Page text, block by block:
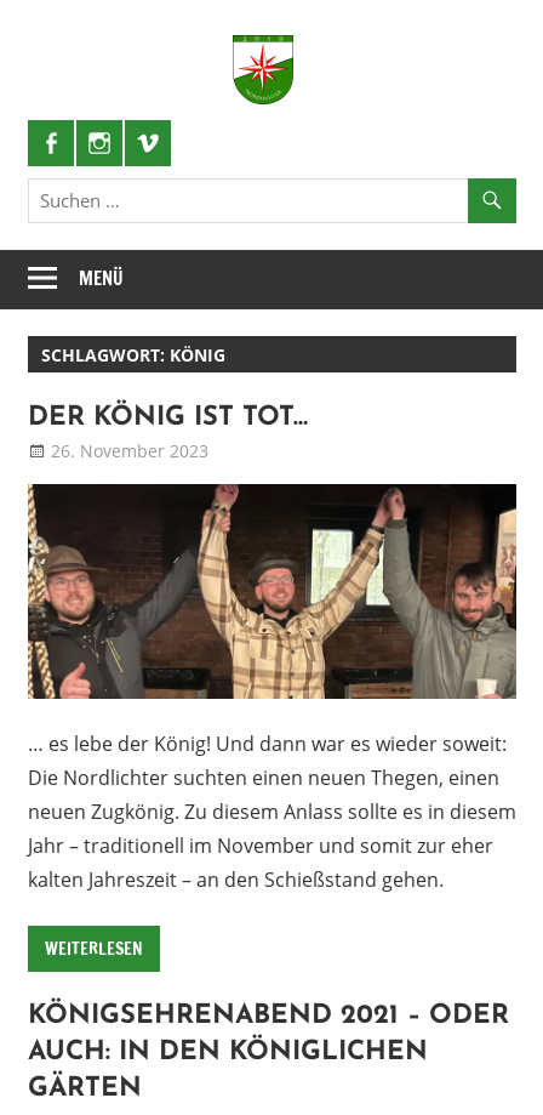
Schützenlustzug
MENÜ
SCHLAGWORT: KÖNIG
DER KÖNIG IST TOT…
26. November 2023
… es lebe der König! Und dann war es wieder soweit:
Die Nordlichter suchten einen neuen Thegen, einen
neuen Zugkönig. Zu diesem Anlass sollte es in diesem
Jahr – traditionell im November und somit zur eher
kalten Jahreszeit – an den Schießstand gehen.
WEITERLESEN
KÖNIGSEHRENABEND 2021 – ODER
AUCH: IN DEN KÖNIGLICHEN
GÄRTEN